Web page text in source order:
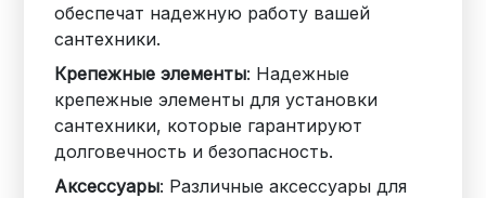
обеспечат надежную работу вашей
сантехники.
Крепежные элементы: Надежные
крепежные элементы для установки
сантехники, которые гарантируют
долговечность и безопасность.
Аксессуары: Различные аксессуары для